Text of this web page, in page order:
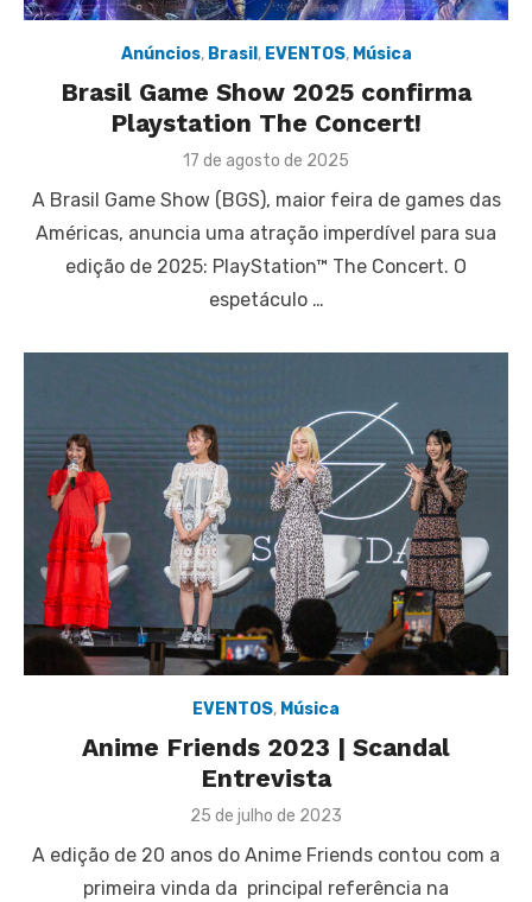
Anúncios, Brasil , EVENTOS, Música
Brasil Game Show 2025 confirma
Playstation The Concert!
Posted
17 de agosto de 2025
A Brasil Game Show (BGS), maior feira de games das
Américas, anuncia uma atração imperdível para sua
edição de 2025: PlayStation™ The Concert. O
espetáculo …
EVENTOS, Música
Anime Friends 2023 | Scandal
Entrevista
Posted
25 de julho de 2023
A edição de 20 anos do Anime Friends contou com a
primeira vinda da principal referência na